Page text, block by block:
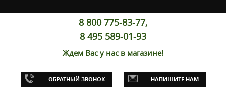
8 800 775-83-77,
8 495 589-01-93
Ждем Вас у нас в магазине!
ОБРАТНЫЙ ЗВОНОК НАПИШИТЕ НАМ